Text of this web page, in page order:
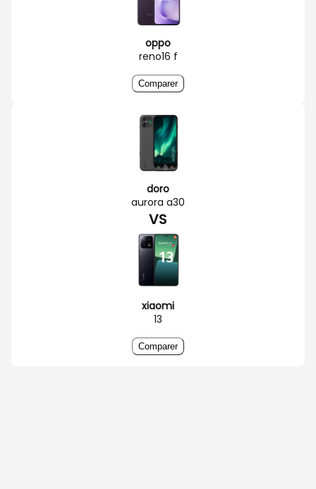
oppo
reno16 f
Comparer
doro
aurora a30
VS
xiaomi
13
Comparer